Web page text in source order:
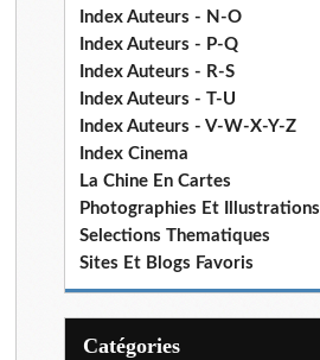
Index Auteurs - N-O
Index Auteurs - P-Q
Index Auteurs - R-S
Index Auteurs - T-U
Index Auteurs - V-W-X-Y-Z
Index Cinema
La Chine En Cartes
Photographies Et Illustrations
Selections Thematiques
Sites Et Blogs Favoris
Catégories